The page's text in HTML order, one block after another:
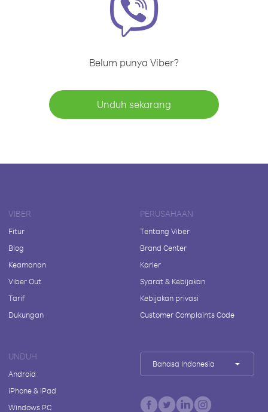
Belum punya Viber?
Unduh sekarang
VIBER
Fitur
Blog
Keamanan
Viber Out
Tarif
Dukungan
PERUSAHAAN
Tentang Viber
Brand Center
Karier
Syarat & Kebijakan
Kebijakan privasi
Customer Complaints Code
UNDUH
Android
iPhone & iPad
Windows PC
Bahasa Indonesia